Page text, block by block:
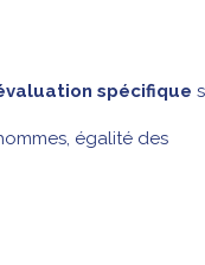
spécifique
égalité des